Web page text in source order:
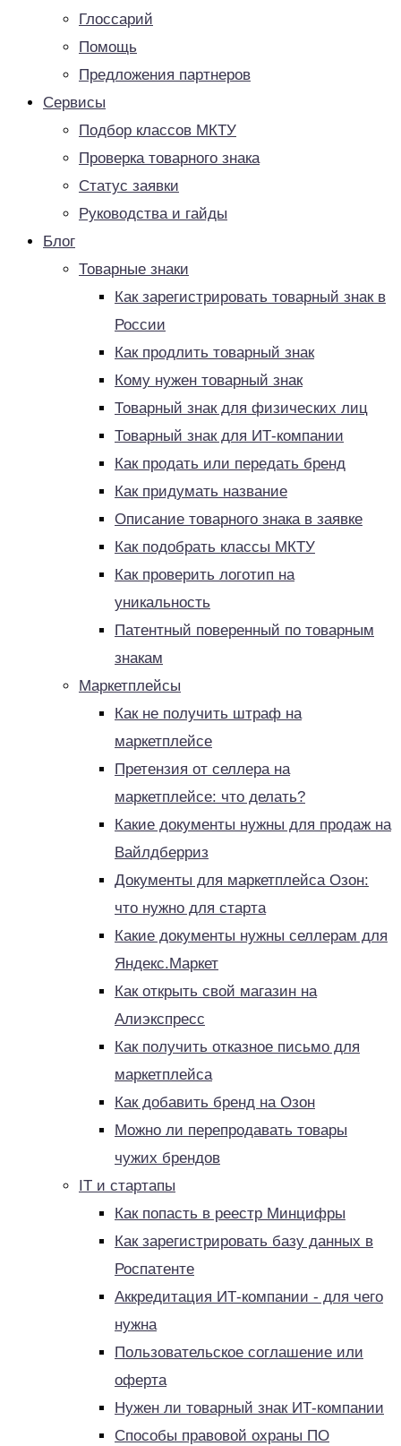
Глоссарий
Помощь
Предложения партнеров
Сервисы
Подбор классов МКТУ
Проверка товарного знака
Статус заявки
Руководства и гайды
Блог
Товарные знаки
Как зарегистрировать товарный знак в
России
Как продлить товарный знак
Кому нужен товарный знак
Товарный знак для физических лиц
Товарный знак для ИТ-компании
Как продать или передать бренд
Как придумать название
Описание товарного знака в заявке
Как подобрать классы МКТУ
Как проверить логотип на
уникальность
Патентный поверенный по товарным
знакам
Маркетплейсы
Как не получить штраф на
маркетплейсе
Претензия от селлера на
маркетплейсе: что делать?
Какие документы нужны для продаж на
Вайлдберриз
Документы для маркетплейса Озон:
что нужно для старта
Какие документы нужны селлерам для
Яндекс.Маркет
Как открыть свой магазин на
Алиэкспресс
Как получить отказное письмо для
маркетплейса
Как добавить бренд на Озон
Можно ли перепродавать товары
чужих брендов
IT и стартапы
Как попасть в реестр Минцифры
Как зарегистрировать базу данных в
Роспатенте
Аккредитация ИТ-компании - для чего
нужна
Пользовательское соглашение или
оферта
Нужен ли товарный знак ИТ-компании
Способы правовой охраны ПО